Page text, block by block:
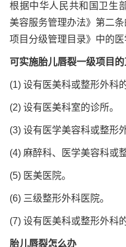
根据中华人民共和国卫
美容服务管理办法》第二
项目分级管理目录》中的医
可实施胎儿唇裂一级项目
(1) 设有医美科或整形外科
(2) 设有医美科室的诊所。
(3) 设有医学美容科或整形
(4) 麻醉科、医学美容科或
(5) 医美医院。
(6) 三级整形外科医院。
(7) 设有医美科或整形外科
胎儿唇裂怎么办